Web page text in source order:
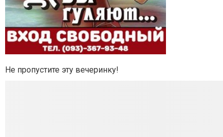
Не пропустите эту вечеринку!